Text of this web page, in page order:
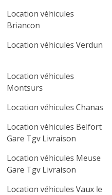
Location véhicules
Briancon
Location véhicules Verdun
Location véhicules
Montsurs
Location véhicules Chanas
Location véhicules Belfort
Gare Tgv Livraison
Location véhicules Meuse
Gare Tgv Livraison
Location véhicules Vaux le